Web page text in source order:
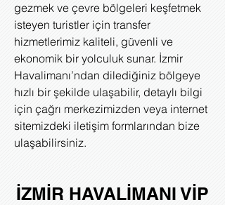
gezmek ve çevre bölgeleri keşfetmek
isteyen turistler için transfer
hizmetlerimiz kaliteli, güvenli ve
ekonomik bir yolculuk sunar. İzmir
Havalimanı’ndan dilediğiniz bölgeye
hızlı bir şekilde ulaşabilir, detaylı bilgi
için çağrı merkezimizden veya internet
sitemizdeki iletişim formlarından bize
ulaşabilirsiniz.
İZMİR HAVALİMANI VİP